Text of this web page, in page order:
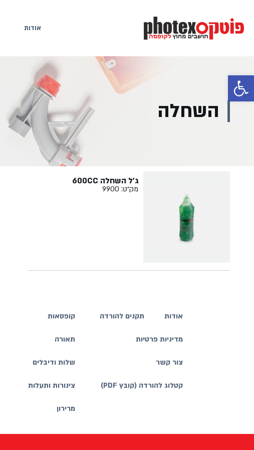
פתח סרגל נגישות
אודות
השחלה
ג'ל השחלה 600CC
מק״ט: 9900
אודות תקנים להורדה
מדיניות פרטיות
צור קשר
קטלוג להורדה (קובץ PDF)
קופסאות
תאורה
שלות ודיבלים
צינורות ותעלות
מרירון